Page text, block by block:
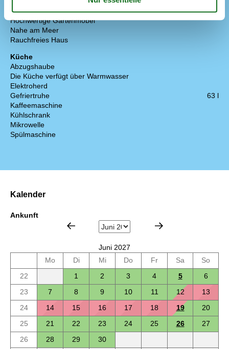
Konzepte
Hochwertige Gartenmöbel
Nahe am Meer
Rauchfreies Haus
Küche
Abzugshaube
Die Küche verfügt über Warmwasser
Elektroherd
Gefriertruhe
63 l
Kaffeemaschine
Kühlschrank
Mikrowelle
Spülmaschine
Kalender
Ankunft
Juni 2027
Mo
Di Mi Do Fr Sa
So
22
1 2 3 4 5
6
23
7 8 9 10 11 12
13
24
14 15 16 17 18 19
20
25
21 22 23 24 25 26
27
26
28 29
30